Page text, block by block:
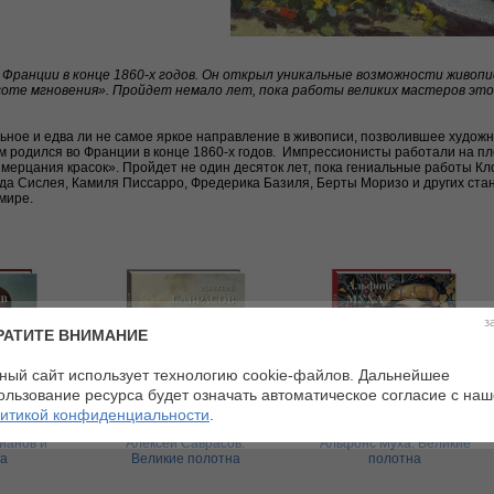
в конце 1860-х годов. Он открыл уникальные возможности
мгновения». Пройдет немало лет, пока работы великих мастеров
и едва ли не самое яркое направление в живописи, позволившее
родился во Франции в конце 1860-х годов. Импрессионисты работали на
красок». Пройдет не один десяток лет, пока гениальные работы
Сислея, Камиля Писсарро, Фредерика Базиля, Берты Моризо и других
и
Алексей Саврасов.
Великие полотна
Альфонс Муха. Великие
полотна
ВНИМАНИЕ
сайт использует технологию cookie-файлов. Дальнейшее
ресурса будет означать автоматическое согласие с
конфиденциальности